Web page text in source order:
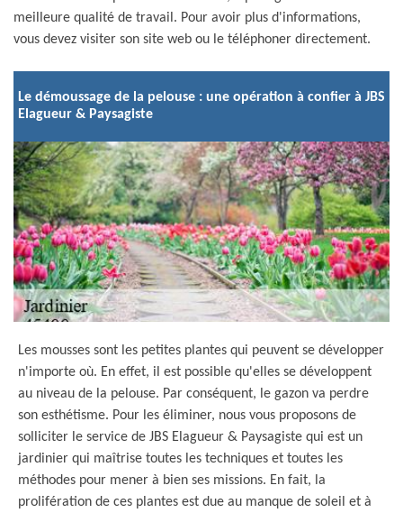
meilleure qualité de travail. Pour avoir plus d'informations,
vous devez visiter son site web ou le téléphoner directement.
Le démoussage de la pelouse : une opération à confier à JBS
Elagueur & Paysagiste
Les mousses sont les petites plantes qui peuvent se développer
n'importe où. En effet, il est possible qu'elles se développent
au niveau de la pelouse. Par conséquent, le gazon va perdre
son esthétisme. Pour les éliminer, nous vous proposons de
solliciter le service de JBS Elagueur & Paysagiste qui est un
jardinier qui maîtrise toutes les techniques et toutes les
méthodes pour mener à bien ses missions. En fait, la
prolifération de ces plantes est due au manque de soleil et à